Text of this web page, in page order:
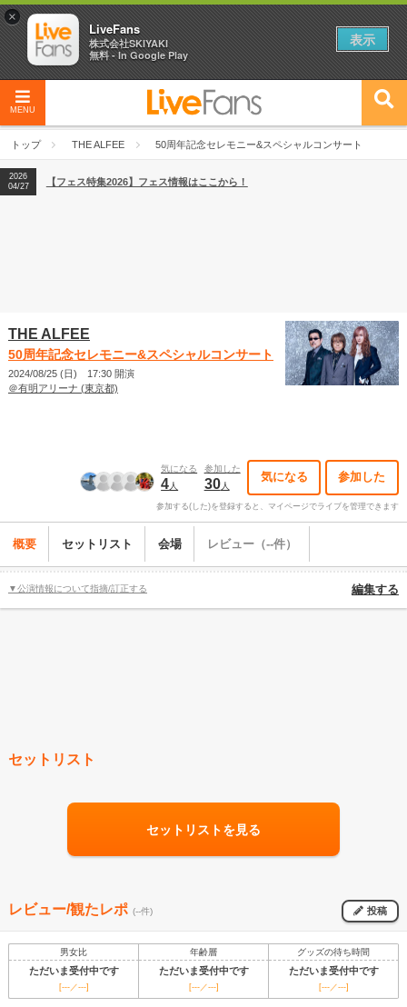
MENU
トップ THE ALFEE 50周年記念セレモニー&スペシャルコンサート
2026
04/27
2026
【ライブ動員ランキング】2026年上半期編発表！
2026
04/27
【フェス特集2026】フェス情報はここから！
THE ALFEE
50周年記念セレモニー&スペシャルコンサート
2024/08/25 (日) 17:30 開演
＠有明アリーナ (東京都)
気になる
4人
参加した
30人
気になる 参加した
参加する(した)を登録すると、マイページでライブを管理できます
概要 セットリスト 会場 レビュー（--件）
▼公演情報について指摘/訂正する 編集する
セットリスト
セットリストを見る
レビュー/観たレポ (--件) 投稿
男女比 年齢層 グッズの待ち時間
ただいま受付中です ただいま受付中です ただいま受付中です
[---／---] [---／---] [---／---]
×
LiveFans
株式会社SKIYAKI
無料 - In Google Play
表示